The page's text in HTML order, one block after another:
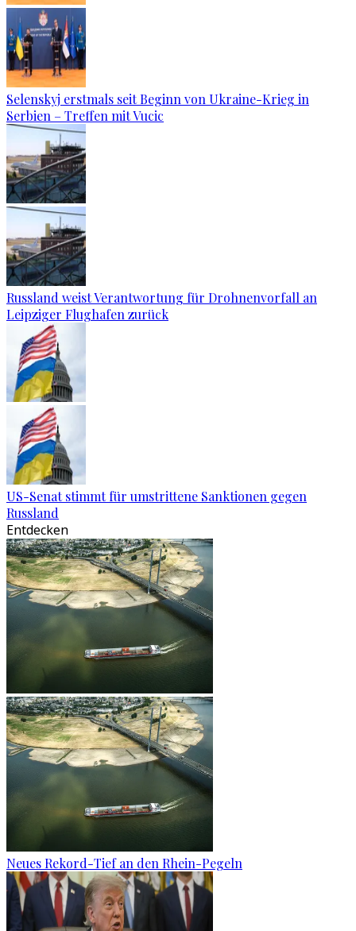
Selenskyj erstmals seit Beginn von Ukraine-Krieg in
Serbien – Treffen mit Vucic
Russland weist Verantwortung für Drohnenvorfall an
Leipziger Flughafen zurück
US-Senat stimmt für umstrittene Sanktionen gegen
Russland
Entdecken
Neues Rekord-Tief an den Rhein-Pegeln